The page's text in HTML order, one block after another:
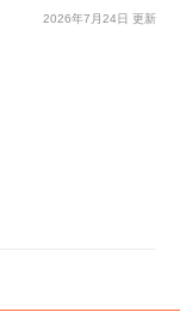
2026年7月24日 更新